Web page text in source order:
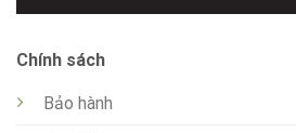
Chính sách
Bảo hành